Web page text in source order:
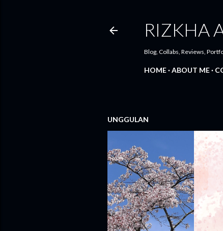
RIZKHA
Blog, Collabs, Reviews,
HOME ABOUT ME
UNGGULAN